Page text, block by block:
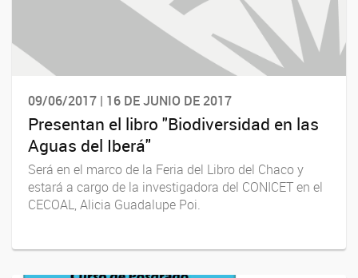
09/06/2017 | 16 DE JUNIO DE 2017
Presentan el libro "Biodiversidad en las
Aguas del Iberá"
Será en el marco de la Feria del Libro del Chaco y
estará a cargo de la investigadora del CONICET en el
CECOAL, Alicia Guadalupe Poi.